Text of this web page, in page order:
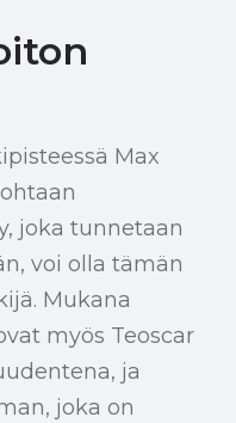
Max
joka tunnetaan
voi olla tämän
Mukana
myös Teoscar
ja
joka on